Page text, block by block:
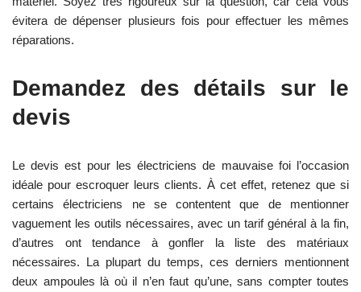
évitera de dépenser plusieurs fois pour effectuer les mêmes
réparations.
Demandez des détails sur le
devis
Le devis est pour les électriciens de mauvaise foi l’occasion
idéale pour escroquer leurs clients. À cet effet, retenez que si
certains électriciens ne se contentent que de mentionner
vaguement les outils nécessaires, avec un tarif général à la fin,
d’autres ont tendance à gonfler la liste des matériaux
nécessaires. La plupart du temps, ces derniers mentionnent
deux ampoules là où il n’en faut qu’une, sans compter toutes